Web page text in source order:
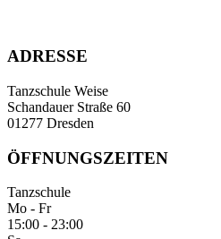
ADRESSE
Tanzschule Weise
Schandauer Straße 60
01277 Dresden
ÖFFNUNGSZEITEN
Tanzschule
Mo - Fr
15:00 - 23:00